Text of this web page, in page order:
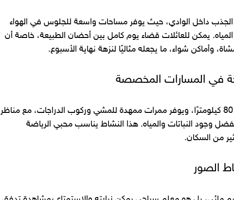
داخل الوادي، حيث يوفر مساحات واسعة للجلوس في الهواء
يمكن للعائلات قضاء يوم كامل بين أحضان الطبيعة، خاصة أن
وأماكن شواء، ما يجعله مثاليًا لنزهة نهاية الأسبوع.
بطول يتجاوز 80 كيلومترًا، ويوفر ممرات ممهدة للمشي وركوب الدراجات، مع مناظر
بفضل وجود النباتات والمياه. هذا النشاط يناسب محبي الرياضة
من السكان.